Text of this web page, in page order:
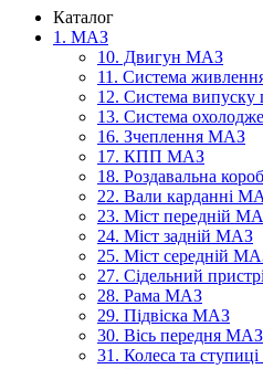
Каталог
1. МАЗ
10. Двигун МАЗ
11. Система
12. Система випуску
13. Система
16. Зчеплення МАЗ
17. КПП МАЗ
18. Роздавальна
22. Вали карданні
23. Міст передній
24. Міст задній МАЗ
25. Міст середній
27. Сідельний
28. Рама МАЗ
29. Підвіска МАЗ
30. Вісь передня МАЗ
31. Колеса та